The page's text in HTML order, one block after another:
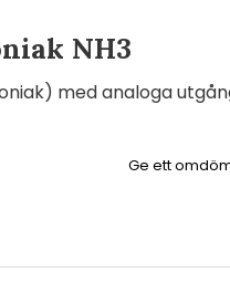
NH3
med analoga
Ge ett